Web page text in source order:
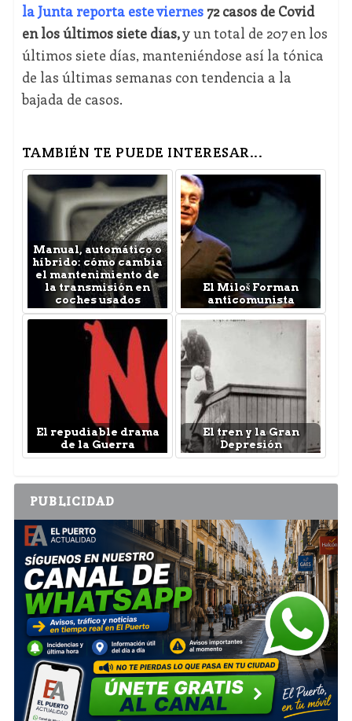
la Junta reporta este viernes72 casos de Covid
en los últimos siete días,y un total de 207 en los
últimos siete días, manteniéndose así la tónica
de las últimas semanas con tendencia a la
bajada de casos.
TAMBIÉN TE PUEDE INTERESAR...
Manual, automático o
híbrido: cómo cambia
el mantenimiento de
la transmisión en
coches usados
El Miloš Forman
anticomunista
El repudiable drama
de la Guerra
El tren y la Gran
Depresión
PUBLICIDAD